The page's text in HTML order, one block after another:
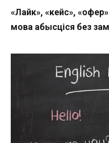
«Лайк», «кейс»,
мова абысціся без